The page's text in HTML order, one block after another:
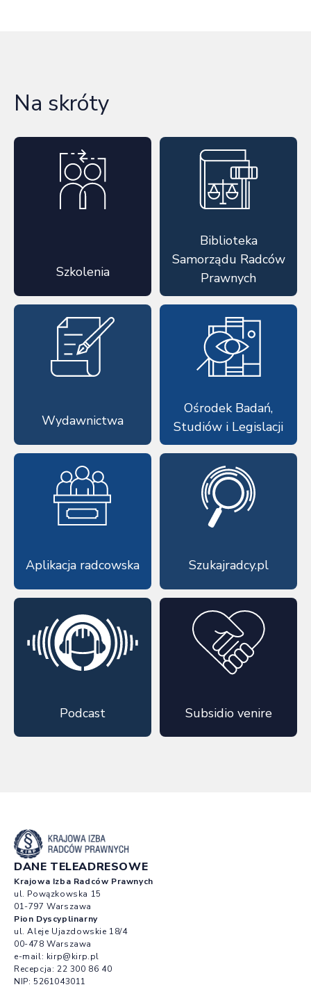
Na skróty
Szkolenia
Biblioteka
Samorządu Radców
Prawnych
Wydawnictwa
Ośrodek Badań,
Studiów i Legislacji
Aplikacja radcowska Szukajradcy.pl
Podcast Subsidio venire
DANE TELEADRESOWE
Krajowa Izba Radców Prawnych
ul. Powązkowska 15
01-797 Warszawa
Pion Dyscyplinarny
ul. Aleje Ujazdowskie 18/4
00-478 Warszawa
e-mail: kirp@kirp.pl
Recepcja: 22 300 86 40
NIP: 5261043011